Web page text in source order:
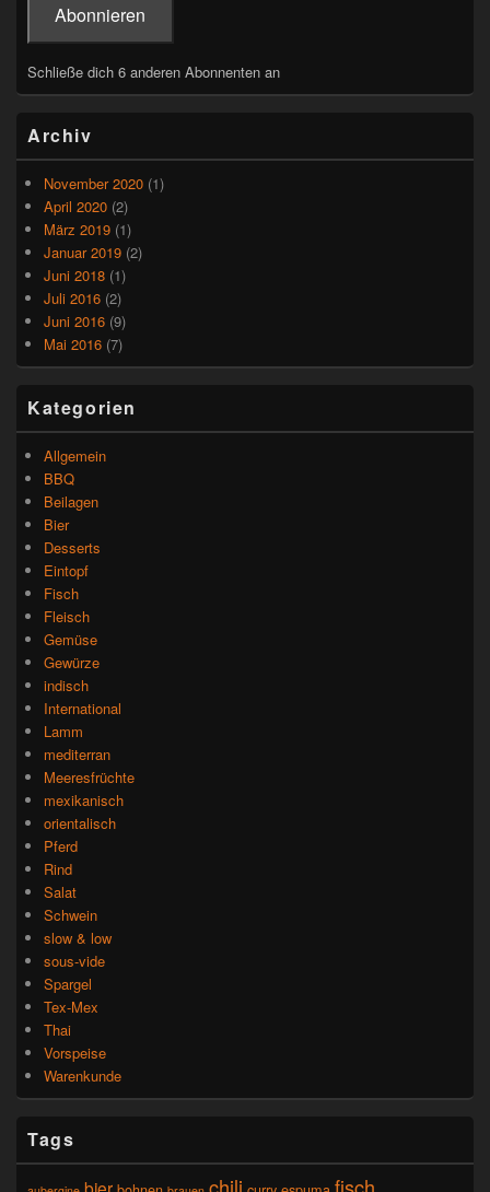
Abonnieren
Schließe dich 6 anderen Abonnenten an
Archiv
November 2020 (1)
April 2020 (2)
März 2019 (1)
Januar 2019 (2)
Juni 2018 (1)
Juli 2016 (2)
Juni 2016 (9)
Mai 2016 (7)
Kategorien
Allgemein
BBQ
Beilagen
Bier
Desserts
Eintopf
Fisch
Fleisch
Gemüse
Gewürze
indisch
International
Lamm
mediterran
Meeresfrüchte
mexikanisch
orientalisch
Pferd
Rind
Salat
Schwein
slow & low
sous-vide
Spargel
Tex-Mex
Thai
Vorspeise
Warenkunde
Tags